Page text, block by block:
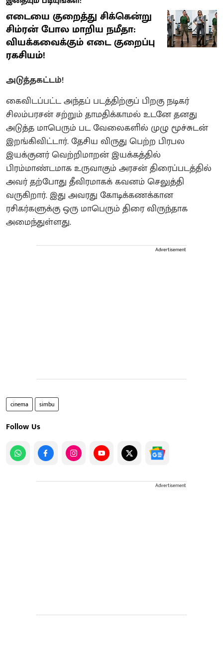
எடையை குறைத்து சிக்கென்று
சிம்ரன் போல மாறிய நமீதா:
வியக்கவைக்கும் எடை குறைப்பு
ரகசியம்!
அடுத்தகட்டம்!
கைவிடப்பட்ட அந்தப் படத்திற்குப் பிறகு நடிகர்
சிலம்பரசன் சற்றும் தாமதிக்காமல் உடனே தனது
அடுத்த மாபெரும் பட வேலைகளில் முழு மூச்சுடன்
இறங்கிவிட்டார். தேசிய விருது பெற்ற பிரபல
இயக்குனர் வெற்றிமாறன் இயக்கத்தில்
பிரம்மாண்டமாக உருவாகும் அரசன் திரைப்படத்தில்
அவர் தற்போது தீவிரமாகக் கவனம் செலுத்தி
வருகிறார். இது அவரது கோடிக்கணக்கான
ரசிகர்களுக்கு ஒரு மாபெரும் திரை விருந்தாக
அமைந்துள்ளது.
Advertisement
cinema simbu
Follow Us
Advertisement